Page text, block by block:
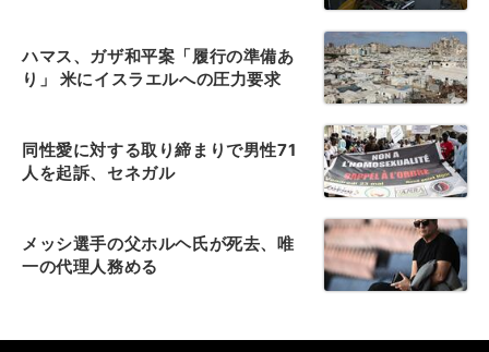
ハマス、ガザ和平案「履行の準備あ
り」 米にイスラエルへの圧力要求
同性愛に対する取り締まりで男性71
人を起訴、セネガル
メッシ選手の父ホルヘ氏が死去、唯
一の代理人務める